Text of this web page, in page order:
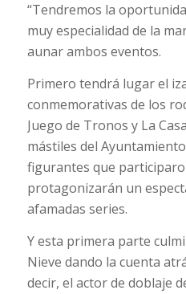
“Tendremos la
muy especialidad de la
aunar ambos eventos.
Primero tendrá lugar el
conmemorativas de los
Juego de Tronos y La
mástiles del
figurantes que
protagonizarán un
afamadas series.
Y esta primera parte
Nieve dando la cuenta
decir, el actor de doblaje